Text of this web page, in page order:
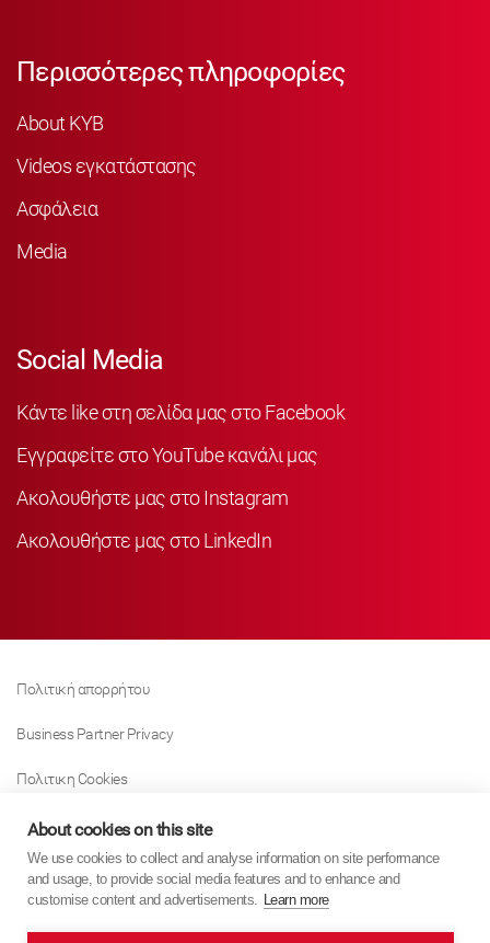
Περισσότερες πληροφορίες
About KYB
Videos εγκατάστασης
Ασφάλεια
Media
Social Media
Κάντε like στη σελίδα μας στο Facebook
Εγγραφείτε στο YouTube κανάλι μας
Ακολουθήστε μας στο Instagram
Ακολουθήστε μας στο LinkedIn
Πολιτική απορρήτου
Business Partner Privacy
Πολιτικη Cookies
Modern Slavery Act Policy
Tax Strategy
About cookies on this site
We use cookies to collect and analyse information on site performance
and usage, to provide social media features and to enhance and
customise content and advertisements. Learn more